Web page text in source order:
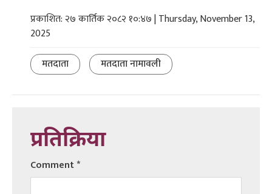
प्रकाशित: २७ कार्तिक २०८२ १०:४७ | Thursday, November 13,
2025
मतदाता
मतदाता नामावली
प्रतिक्रिया
Comment*